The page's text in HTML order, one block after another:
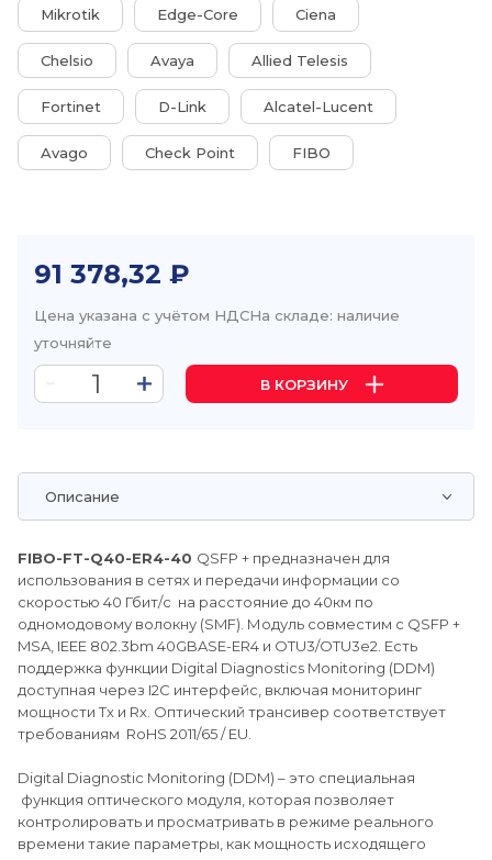
Mikrotik Edge-Core Ciena
Chelsio Avaya Allied Telesis
Fortinet D-Link Alcatel-Lucent
Avago Check Point FIBO
91 378,32 ₽
Цена указана с учётом НДСНа складе: наличие
уточняйте
В КОРЗИНУ
Описание
FIBO-FT-Q40-ER4-40 QSFP + предназначен для
использования в сетях и передачи информации со
скоростью 40 Гбит/с на расстояние до 40км по
одномодовому волокну (SMF). Модуль совместим с QSFP +
MSA, IEEE 802.3bm 40GBASE-ER4 и OTU3/OTU3e2. Есть
поддержка функции Digital Diagnostics Monitoring (DDM)
доступная через I2C интерфейс, включая мониторинг
мощности Tx и Rx. Оптический трансивер соответствует
требованиям RoHS 2011/65 / EU.
Digital Diagnostic Monitoring (DDM) – это специальная
функция оптического модуля, которая позволяет
контролировать и просматривать в режиме реального
времени такие параметры, как мощность исходящего